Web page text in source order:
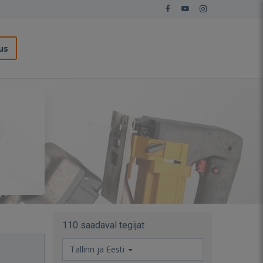
110 saadaval tegijat
Tallinn ja Eesti